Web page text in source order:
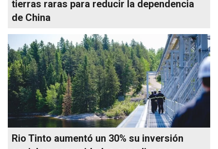
tierras raras para reducir la dependencia
de China
Rio Tinto aumentó un 30% su inversión